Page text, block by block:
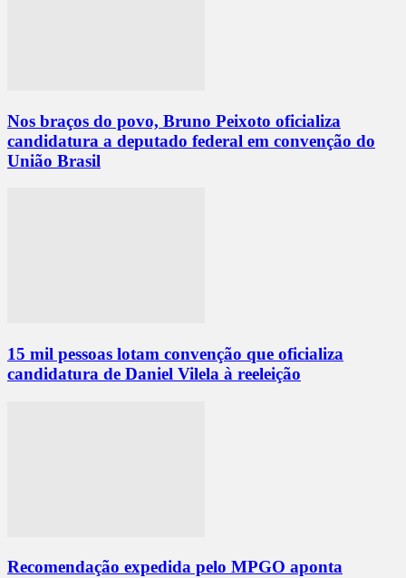
Nos braços do povo, Bruno Peixoto oficializa
candidatura a deputado federal em convenção do
União Brasil
15 mil pessoas lotam convenção que oficializa
candidatura de Daniel Vilela à reeleição
Recomendação expedida pelo MPGO aponta